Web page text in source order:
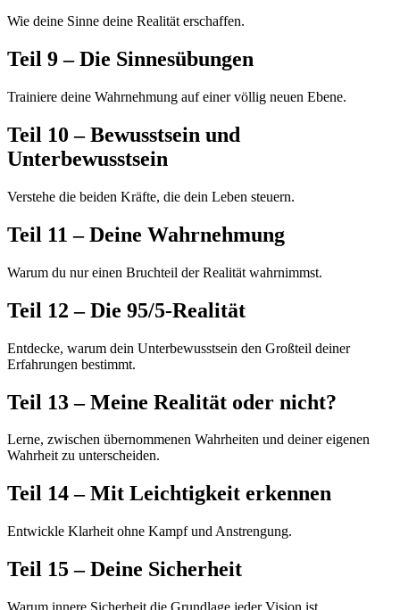
Wie deine Sinne deine Realität erschaffen.
Teil 9 – Die Sinnesübungen
Trainiere deine Wahrnehmung auf einer völlig neuen Ebene.
Teil 10 – Bewusstsein und
Unterbewusstsein
Verstehe die beiden Kräfte, die dein Leben steuern.
Teil 11 – Deine Wahrnehmung
Warum du nur einen Bruchteil der Realität wahrnimmst.
Teil 12 – Die 95/5-Realität
Entdecke, warum dein Unterbewusstsein den Großteil deiner
Erfahrungen bestimmt.
Teil 13 – Meine Realität oder nicht?
Lerne, zwischen übernommenen Wahrheiten und deiner eigenen
Wahrheit zu unterscheiden.
Teil 14 – Mit Leichtigkeit erkennen
Entwickle Klarheit ohne Kampf und Anstrengung.
Teil 15 – Deine Sicherheit